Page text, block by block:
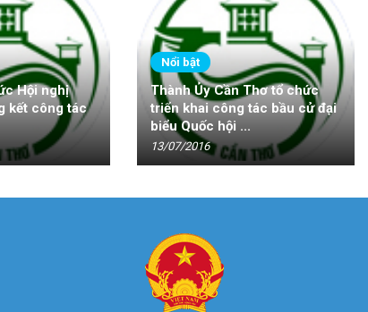
Hội nghị
kết công tác
Nổi bật
Thành Ủy Cần Thơ tổ chức
triển khai công tác bầu cử đại
biểu Quốc hội ...
13/07/2016